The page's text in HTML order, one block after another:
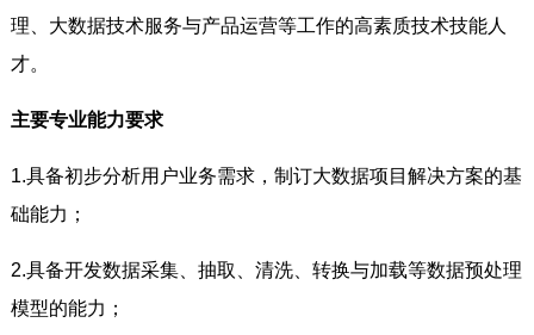
理、大数据技术服务与产品运营等工作的高素质技术技能人
才。
主要专业能力要求
1.具备初步分析用户业务需求，制订大数据项目解决方案的基
础能力；
2.具备开发数据采集、抽取、清洗、转换与加载等数据预处理
模型的能力；